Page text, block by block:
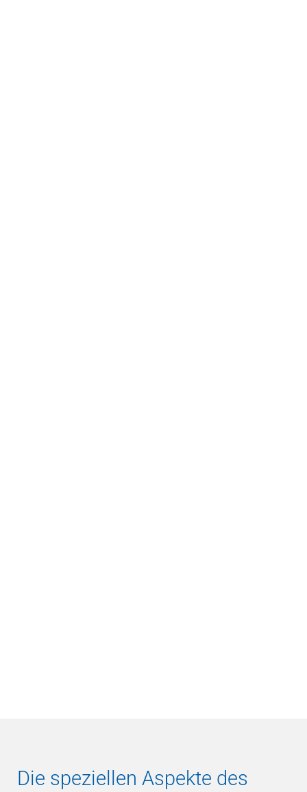
Die speziellen Aspekte des